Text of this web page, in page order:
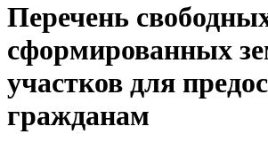
Перечень
сформированных
участков для
гражданам